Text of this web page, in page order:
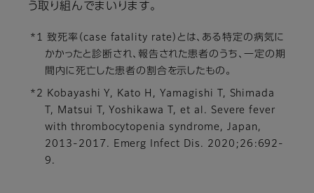
う取り組んでまいります。
*1 致死率（case fatality rate）とは、ある特定の病気に
かかったと診断され、報告された患者のうち、一定の期
間内に死亡した患者の割合を示したもの。
*2 Kobayashi Y, Kato H, Yamagishi T, Shimada
T, Matsui T, Yoshikawa T, et al. Severe fever
with thrombocytopenia syndrome, Japan,
2013-2017. Emerg Infect Dis. 2020;26:692-
9.